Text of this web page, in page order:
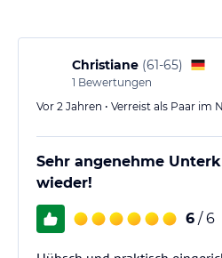
Christiane (61-65)
1 Bewertungen
Vor 2 Jahren • Verreist als Paar im
Sehr angenehme
wieder!
6 / 6